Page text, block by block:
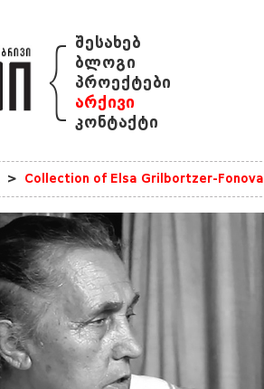
{ შესახებ
ბლოგი
პროექტები
არქივი
კონტაქტი
> Collection of Elsa Grilbortzer-Fonova